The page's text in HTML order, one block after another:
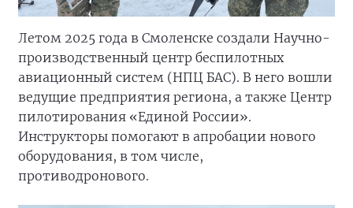
Летом 2025 года в Смоленске создали Научно-
производственный центр беспилотных
авиационный систем (НПЦ БАС). В него вошли
ведущие предприятия региона, а также Центр
пилотирования «Единой России».
Инструкторы помогают в апробации нового
оборудования, в том числе,
противодронового.